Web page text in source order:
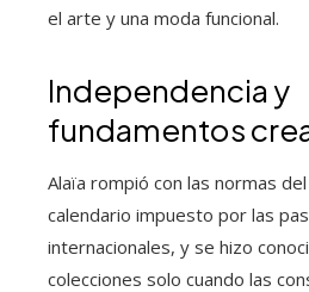
el arte y una moda funcional.
Independencia y
fundamentos
Alaïa rompió con las normas
calendario impuesto por las
internacionales, y se hizo
colecciones solo cuando las